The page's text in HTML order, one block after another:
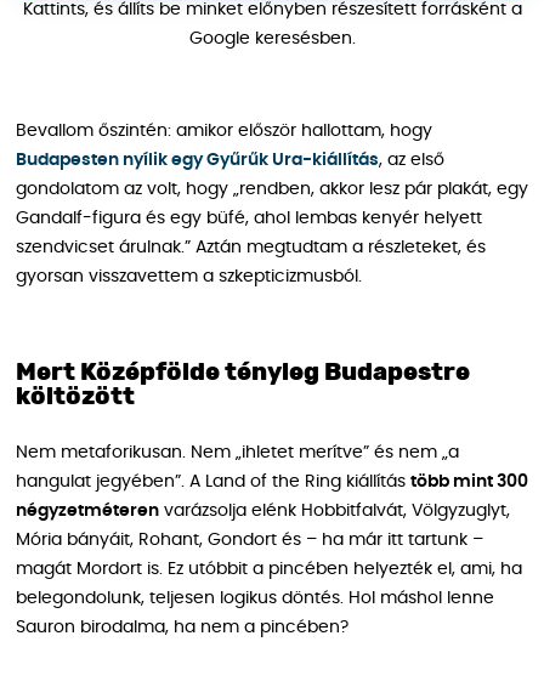
Kattints, és állíts be minket előnyben részesített forrásként a
Google keresésben.
Bevallom őszintén: amikor először hallottam, hogy
Budapesten nyílik egy Gyűrűk Ura-kiállítás, az első
gondolatom az volt, hogy „rendben, akkor lesz pár plakát, egy
Gandalf-figura és egy büfé, ahol lembas kenyér helyett
szendvicset árulnak.” Aztán megtudtam a részleteket, és
gyorsan visszavettem a szkepticizmusból.
Mert Középfölde tényleg Budapestre
költözött
Nem metaforikusan. Nem „ihletet merítve” és nem „a
hangulat jegyében”. A Land of the Ring kiállítás több mint 300
négyzetméteren varázsolja elénk Hobbitfalvát, Völgyzuglyt,
Mória bányáit, Rohant, Gondort és – ha már itt tartunk –
magát Mordort is. Ez utóbbit a pincében helyezték el, ami, ha
belegondolunk, teljesen logikus döntés. Hol máshol lenne
Sauron birodalma, ha nem a pincében?